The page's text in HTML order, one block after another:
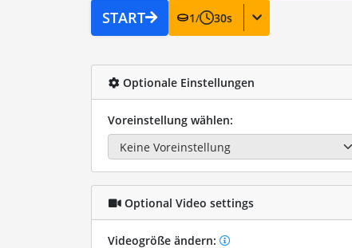
START 1/ 30s
Optionale Einstellungen
Voreinstellung wählen:
Optional Video settings
Videogröße ändern: